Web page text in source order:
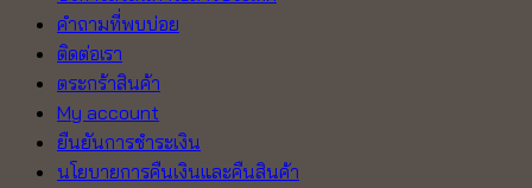
คำถามที่พบบ่อย
ติดต่อเรา
ตระกร้าสินค้า
My account
ยืนยันการชำระเงิน
นโยบายการคืนเงินและคืนสินค้า